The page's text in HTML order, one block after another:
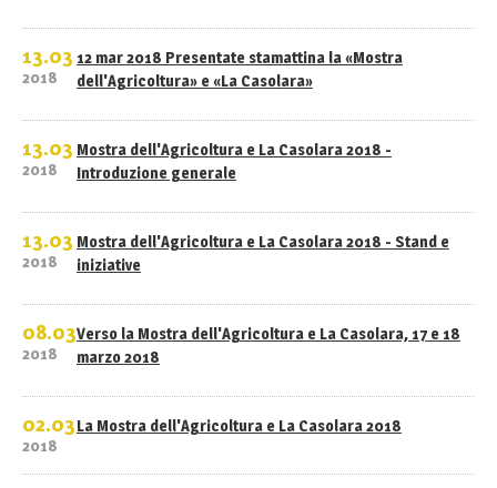
13.03
2018
12 mar 2018 Presentate stamattina la «Mostra
dell'Agricoltura» e «La Casolara»
13.03
2018
Mostra dell'Agricoltura e La Casolara 2018 -
Introduzione generale
13.03
2018
Mostra dell'Agricoltura e La Casolara 2018 - Stand e
iniziative
08.03
2018
Verso la Mostra dell'Agricoltura e La Casolara, 17 e 18
marzo 2018
02.03
2018
La Mostra dell'Agricoltura e La Casolara 2018